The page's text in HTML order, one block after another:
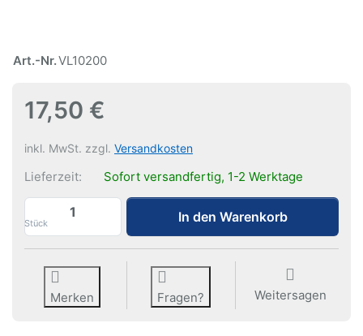
Art.-Nr.VL10200
17,50 €
inkl. MwSt. zzgl. Versandkosten
Lieferzeit: Sofort versandfertig, 1-2 Werktage
Stück
LED Leuchtmittel 3,5W | 27° zu 17,50 €,
In den Warenkorb
Merken Fragen? Weitersagen